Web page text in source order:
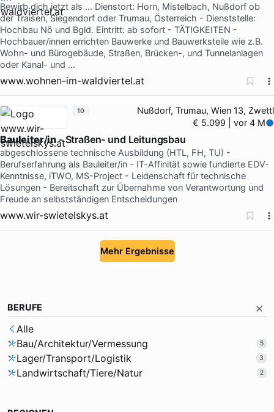
Bewirb dich jetzt als … Dienstort: Horn, Mistelbach, Nußdorf ob
der Traisen, Siegendorf oder Trumau, Österreich - Dienststelle:
Hochbau Nö und Bgld. Eintritt: ab sofort - TÄTIGKEITEN -
Hochbauer/innen errichten Bauwerke und Bauwerksteile wie z.B.
Wohn- und Bürogebäude, Straßen, Brücken-, und Tunnelanlagen
oder Kanal- und …
www.wohnen-im-waldviertel.at
Nußdorf, Trumau, Wien 13, Zwettl
€ 5.099 | vor 4 M
Bauleiter/in- Straßen- und Leitungsbau
abgeschlossene technische Ausbildung (HTL, FH, TU) -
Berufserfahrung als Bauleiter/in - IT-Affinität sowie fundierte EDV-
Kenntnisse, iTWO, MS-Project - Leidenschaft für technische
Lösungen - Bereitschaft zur Übernahme von Verantwortung und
Freude an selbstständigen Entscheidungen
www.wir-swietelskys.at
10
Mehr Ergebnisse
BERUFE
Alle
Bau/Architektur/Vermessung
5
Lager/Transport/Logistik 3
Landwirtschaft/Tiere/Natur 2